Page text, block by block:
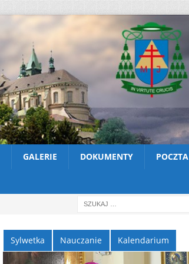
GALERIE DOKUMENTY POCZTA
Sylwetka Nauczanie Kalendarium